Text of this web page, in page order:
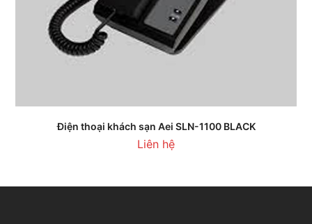
Điện thoại khách sạn Aei SLN-1100 BLACK
Liên hệ